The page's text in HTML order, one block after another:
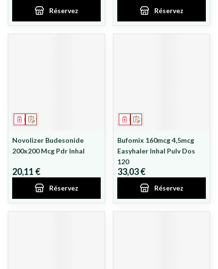
Réservez Réservez
Sur prescription
Médicament
Novolizer Budesonide
200x200 Mcg Pdr Inhal
20,11 €
Réservez
Sur prescription
Médicament
Bufomix 160mcg 4,5mcg
Easyhaler Inhal Pulv Dos
120
33,03 €
Réservez